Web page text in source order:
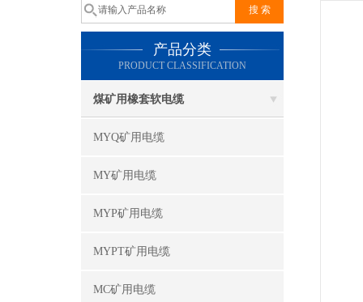
产品分类
PRODUCT CLASSIFICATION
煤矿用橡套软电缆
MYQ矿用电缆
MY矿用电缆
MYP矿用电缆
MYPT矿用电缆
MC矿用电缆